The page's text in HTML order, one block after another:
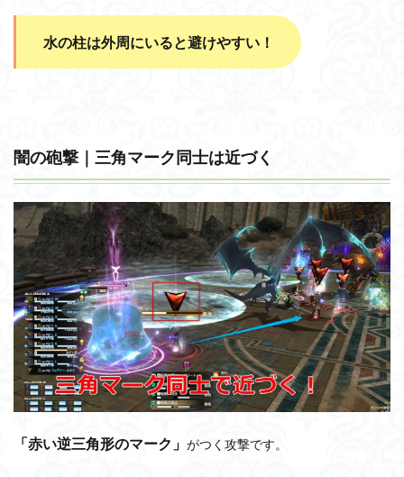
水の柱は外周にいると避けやすい！
闇の砲撃｜三角マーク同士は近づく
「赤い逆三角形のマーク」 がつく攻撃です。